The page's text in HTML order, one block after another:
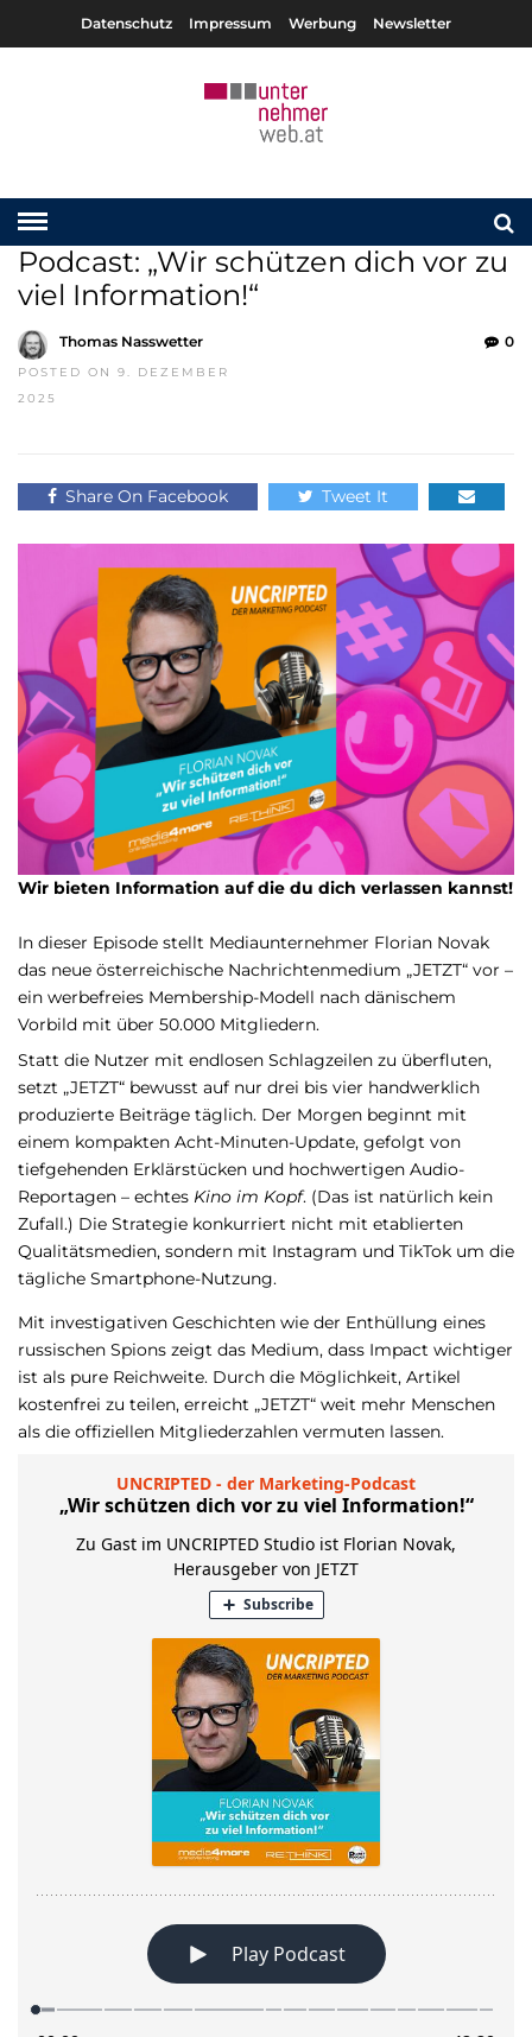
Datenschutz Impressum Werbung Newsletter
Podcast: „Wir schützen dich vor zu
viel Information!“
Thomas Nasswetter
POSTED ON 9. DEZEMBER
2025
0
Share On Facebook Tweet It
Wir bieten Information auf die du dich verlassen kannst!
In dieser Episode stellt Mediaunternehmer Florian Novak
das neue österreichische Nachrichtenmedium „JETZT“ vor –
ein werbefreies Membership-Modell nach dänischem
Vorbild mit über 50.000 Mitgliedern.
Statt die Nutzer mit endlosen Schlagzeilen zu überfluten,
setzt „JETZT“ bewusst auf nur drei bis vier handwerklich
produzierte Beiträge täglich. Der Morgen beginnt mit
einem kompakten Acht-Minuten-Update, gefolgt von
tiefgehenden Erklärstücken und hochwertigen Audio-
Reportagen – echtes Kino im Kopf. (Das ist natürlich kein
Zufall.) Die Strategie konkurriert nicht mit etablierten
Qualitätsmedien, sondern mit Instagram und TikTok um die
tägliche Smartphone-Nutzung.
Mit investigativen Geschichten wie der Enthüllung eines
russischen Spions zeigt das Medium, dass Impact wichtiger
ist als pure Reichweite. Durch die Möglichkeit, Artikel
kostenfrei zu teilen, erreicht „JETZT“ weit mehr Menschen
als die offiziellen Mitgliederzahlen vermuten lassen.